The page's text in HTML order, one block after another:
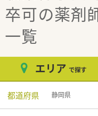
卒可の薬剤
一覧
エリア で探す
都道府県 静岡県